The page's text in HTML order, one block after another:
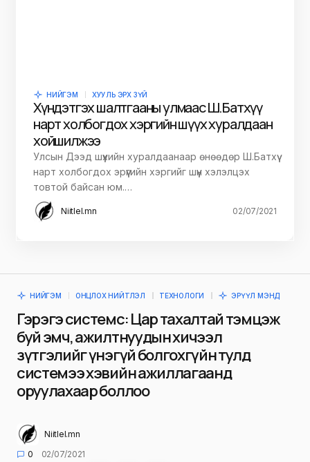
НИЙГЭМ ХУУЛЬ ЭРХ ЗҮЙ
Хүндэтгэх шалтгааны улмаас Ш.Батхүү
нарт холбогдох хэргийн шүүх хуралдаан
хойшилжээ
Улсын Дээд шүүхийн хуралдаанаар өнөөдөр Ш.Батхүү
нарт холбогдох эрүүгийн хэргийг шүүн хэлэлцэх
товтой байсан юм.…
Niitlel.mn 02/07/2021
НИЙГЭМ ОНЦЛОХ НИЙТЛЭЛ ТЕХНОЛОГИ ЭРҮҮЛ МЭНД
Гэрэгэ системс: Цар тахалтай тэмцэж
буй эмч, ажилтнуудын хичээл
зүтгэлийг үнэгүй болгохгүйн тулд
системээ хэвийн ажиллагаанд
оруулахаар боллоо
Niitlel.mn
0
02/07/2021